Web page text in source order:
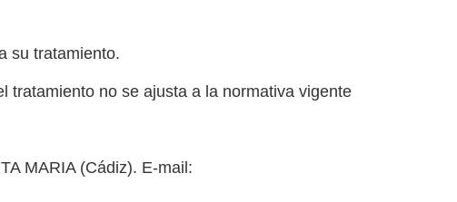
su tratamiento.
tratamiento no se ajusta a la normativa vigente
MARIA (Cádiz). E-mail: